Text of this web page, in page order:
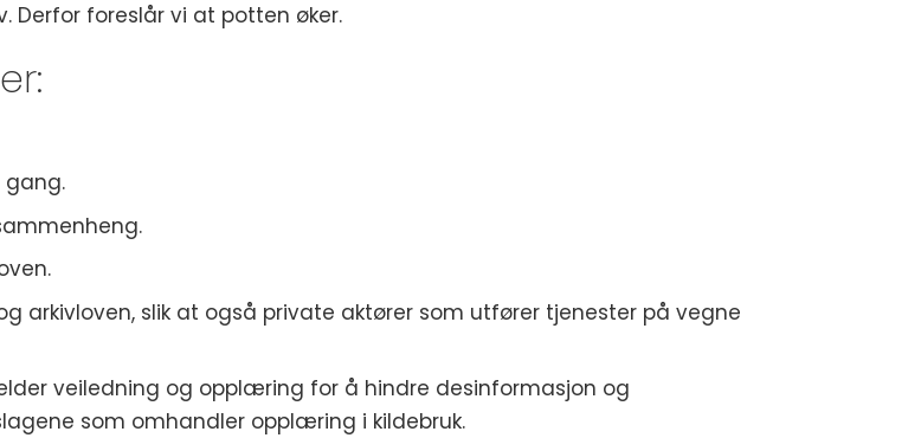
Derfor foreslår vi at potten øker.
gang.
arkivloven, slik at også private aktører som utfører tjenester på vegne
veiledning og opplæring for å hindre desinformasjon og
som omhandler opplæring i kildebruk.